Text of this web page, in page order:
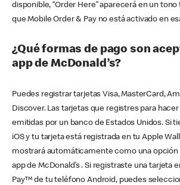
disponible, “Order Here” aparecerá en un
que Mobile Order & Pay no está activado en
¿Qué formas de pago son
app de McDonald’s?
Puedes registrar tarjetas Visa, MasterCard,
Discover. Las tarjetas que registres para
emitidas por un banco de Estados Unidos. Si
iOS y tu tarjeta está registrada en tu Apple
mostrará automáticamente como una opción
app de McDonald’s . Si registraste una tarjeta
Pay™ de tu teléfono Android, puedes